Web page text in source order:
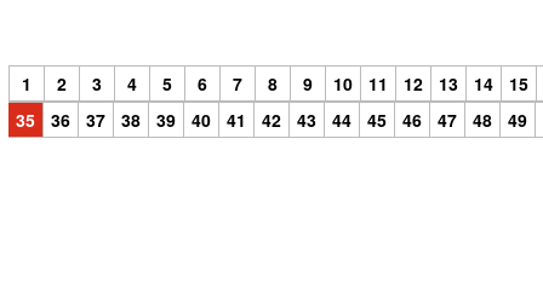
1 2 3 4 5 6 7 8 9 10 11 12 13 14
15
35
36 37 38 39 40 41 42 43 44 45 46 47 48 49